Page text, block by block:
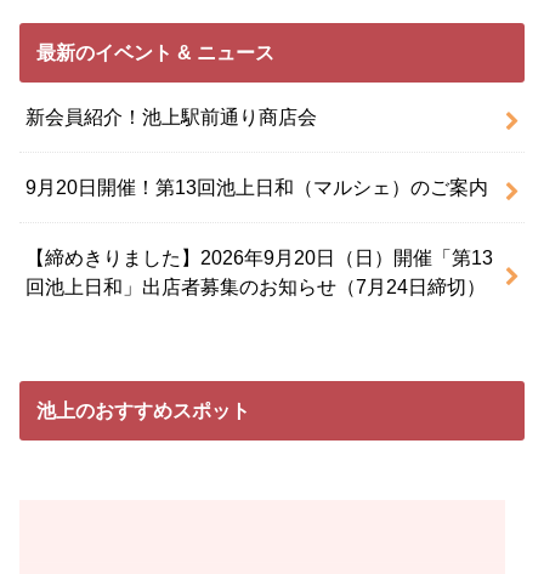
最新のイベント & ニュース
新会員紹介！池上駅前通り商店会
9月20日開催！第13回池上日和（マルシェ）のご案内
【締めきりました】2026年9月20日（日）開催「第13
回池上日和」出店者募集のお知らせ（7月24日締切）
池上のおすすめスポット